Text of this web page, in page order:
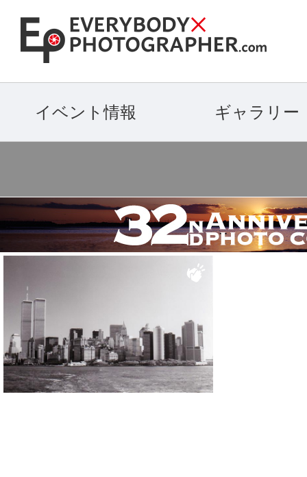
イベント情報 ギャラリー